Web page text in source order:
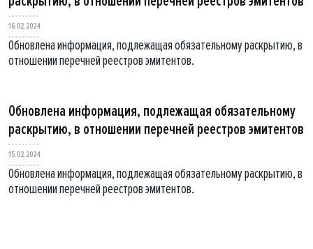
16.02.2024
Обновлена информация, подлежащая обязательному раскрытию, в
отношении перечней реестров эмитентов.
Обновлена информация, подлежащая обязательному
раскрытию, в отношении перечней реестров эмитентов
15.02.2024
Обновлена информация, подлежащая обязательному раскрытию, в
отношении перечней реестров эмитентов.